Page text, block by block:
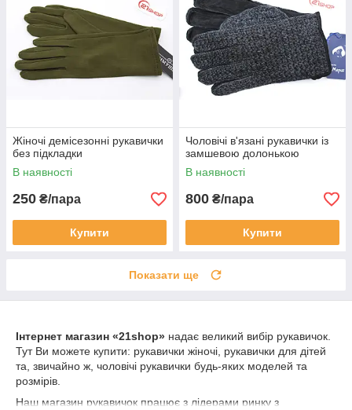
Жіночі демісезонні рукавички
без підкладки
В наявності
250 ₴/пара
Купити
Чоловічі в'язані рукавички із
замшевою долонькою
В наявності
800 ₴/пара
Купити
Показати ще
Інтернет магазин «21shop» надає великий вибір рукавичок.
Тут Ви можете купити: рукавички жіночі, рукавички для дітей
та, звичайно ж, чоловічі рукавички будь-яких моделей та
розмірів.
Наш магазин рукавичок працює з лідерами ринку з